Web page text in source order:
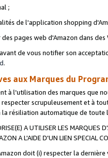
;
de l'application shopping
pages web d'Amazon dans
de vous notifier son
.
aux Marques du
à l'utilisation des marques que
respecter scrupuleusement et à
la résiliation automatique de
A UTILISER LES MARQUES
A L'AIDE D'UN LIEN SPECIAL
doit (i) respecter la